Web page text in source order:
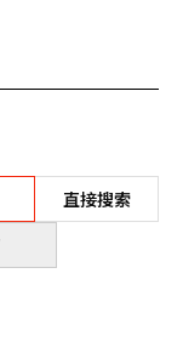
直接搜索